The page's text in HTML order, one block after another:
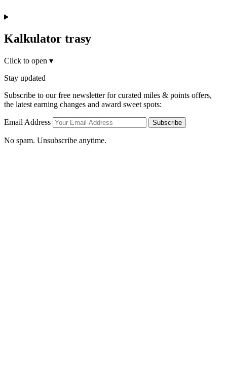
Kalkulator trasy
Click to open ▾
Stay updated
Subscribe to our free newsletter for curated miles & points offers,
the latest earning changes and award sweet spots:
Email Address Subscribe
No spam. Unsubscribe anytime.